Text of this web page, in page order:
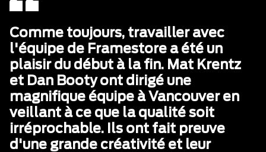
Comme toujours, travailler avec
l'équipe de Framestore a été un
plaisir du début à la fin. Mat Krentz
et Dan Booty ont dirigé une
magnifique équipe à Vancouver en
veillant à ce que la qualité soit
irréprochable. Ils ont fait preuve
d'une grande créativité et leur